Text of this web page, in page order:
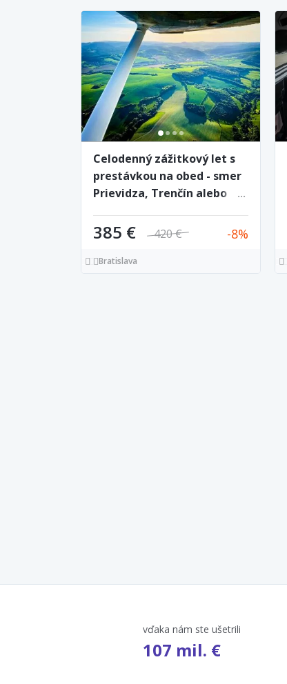
Celodenný zážitkový let s
prestávkou na obed - smer
Prievidza, Trenčín alebo
385 € 420 € 8
Bratislava
vďaka nám ste ušetrili
107 mil. €